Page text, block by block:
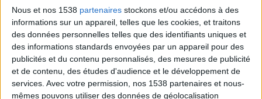
Nous et nos 1538 partenaires stockons et/ou accédons à des
informations sur un appareil, telles que les cookies, et traitons
des données personnelles telles que des identifiants uniques et
des informations standards envoyées par un appareil pour des
publicités et du contenu personnalisés, des mesures de publicité
et de contenu, des études d'audience et le développement de
services. Avec votre permission, nos 1538 partenaires et nous-
mêmes pouvons utiliser des données de géolocalisation